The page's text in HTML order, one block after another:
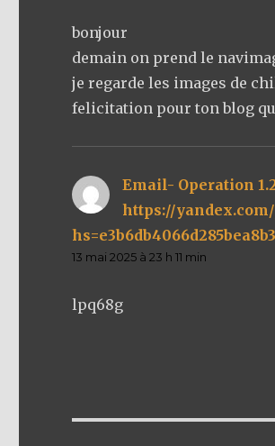
bonjour
demain on prend le
je regarde les images de
felicitation pour ton blog
Email- Operation
https://
13 mai 2025 à 23 h 11 min
lpq68g